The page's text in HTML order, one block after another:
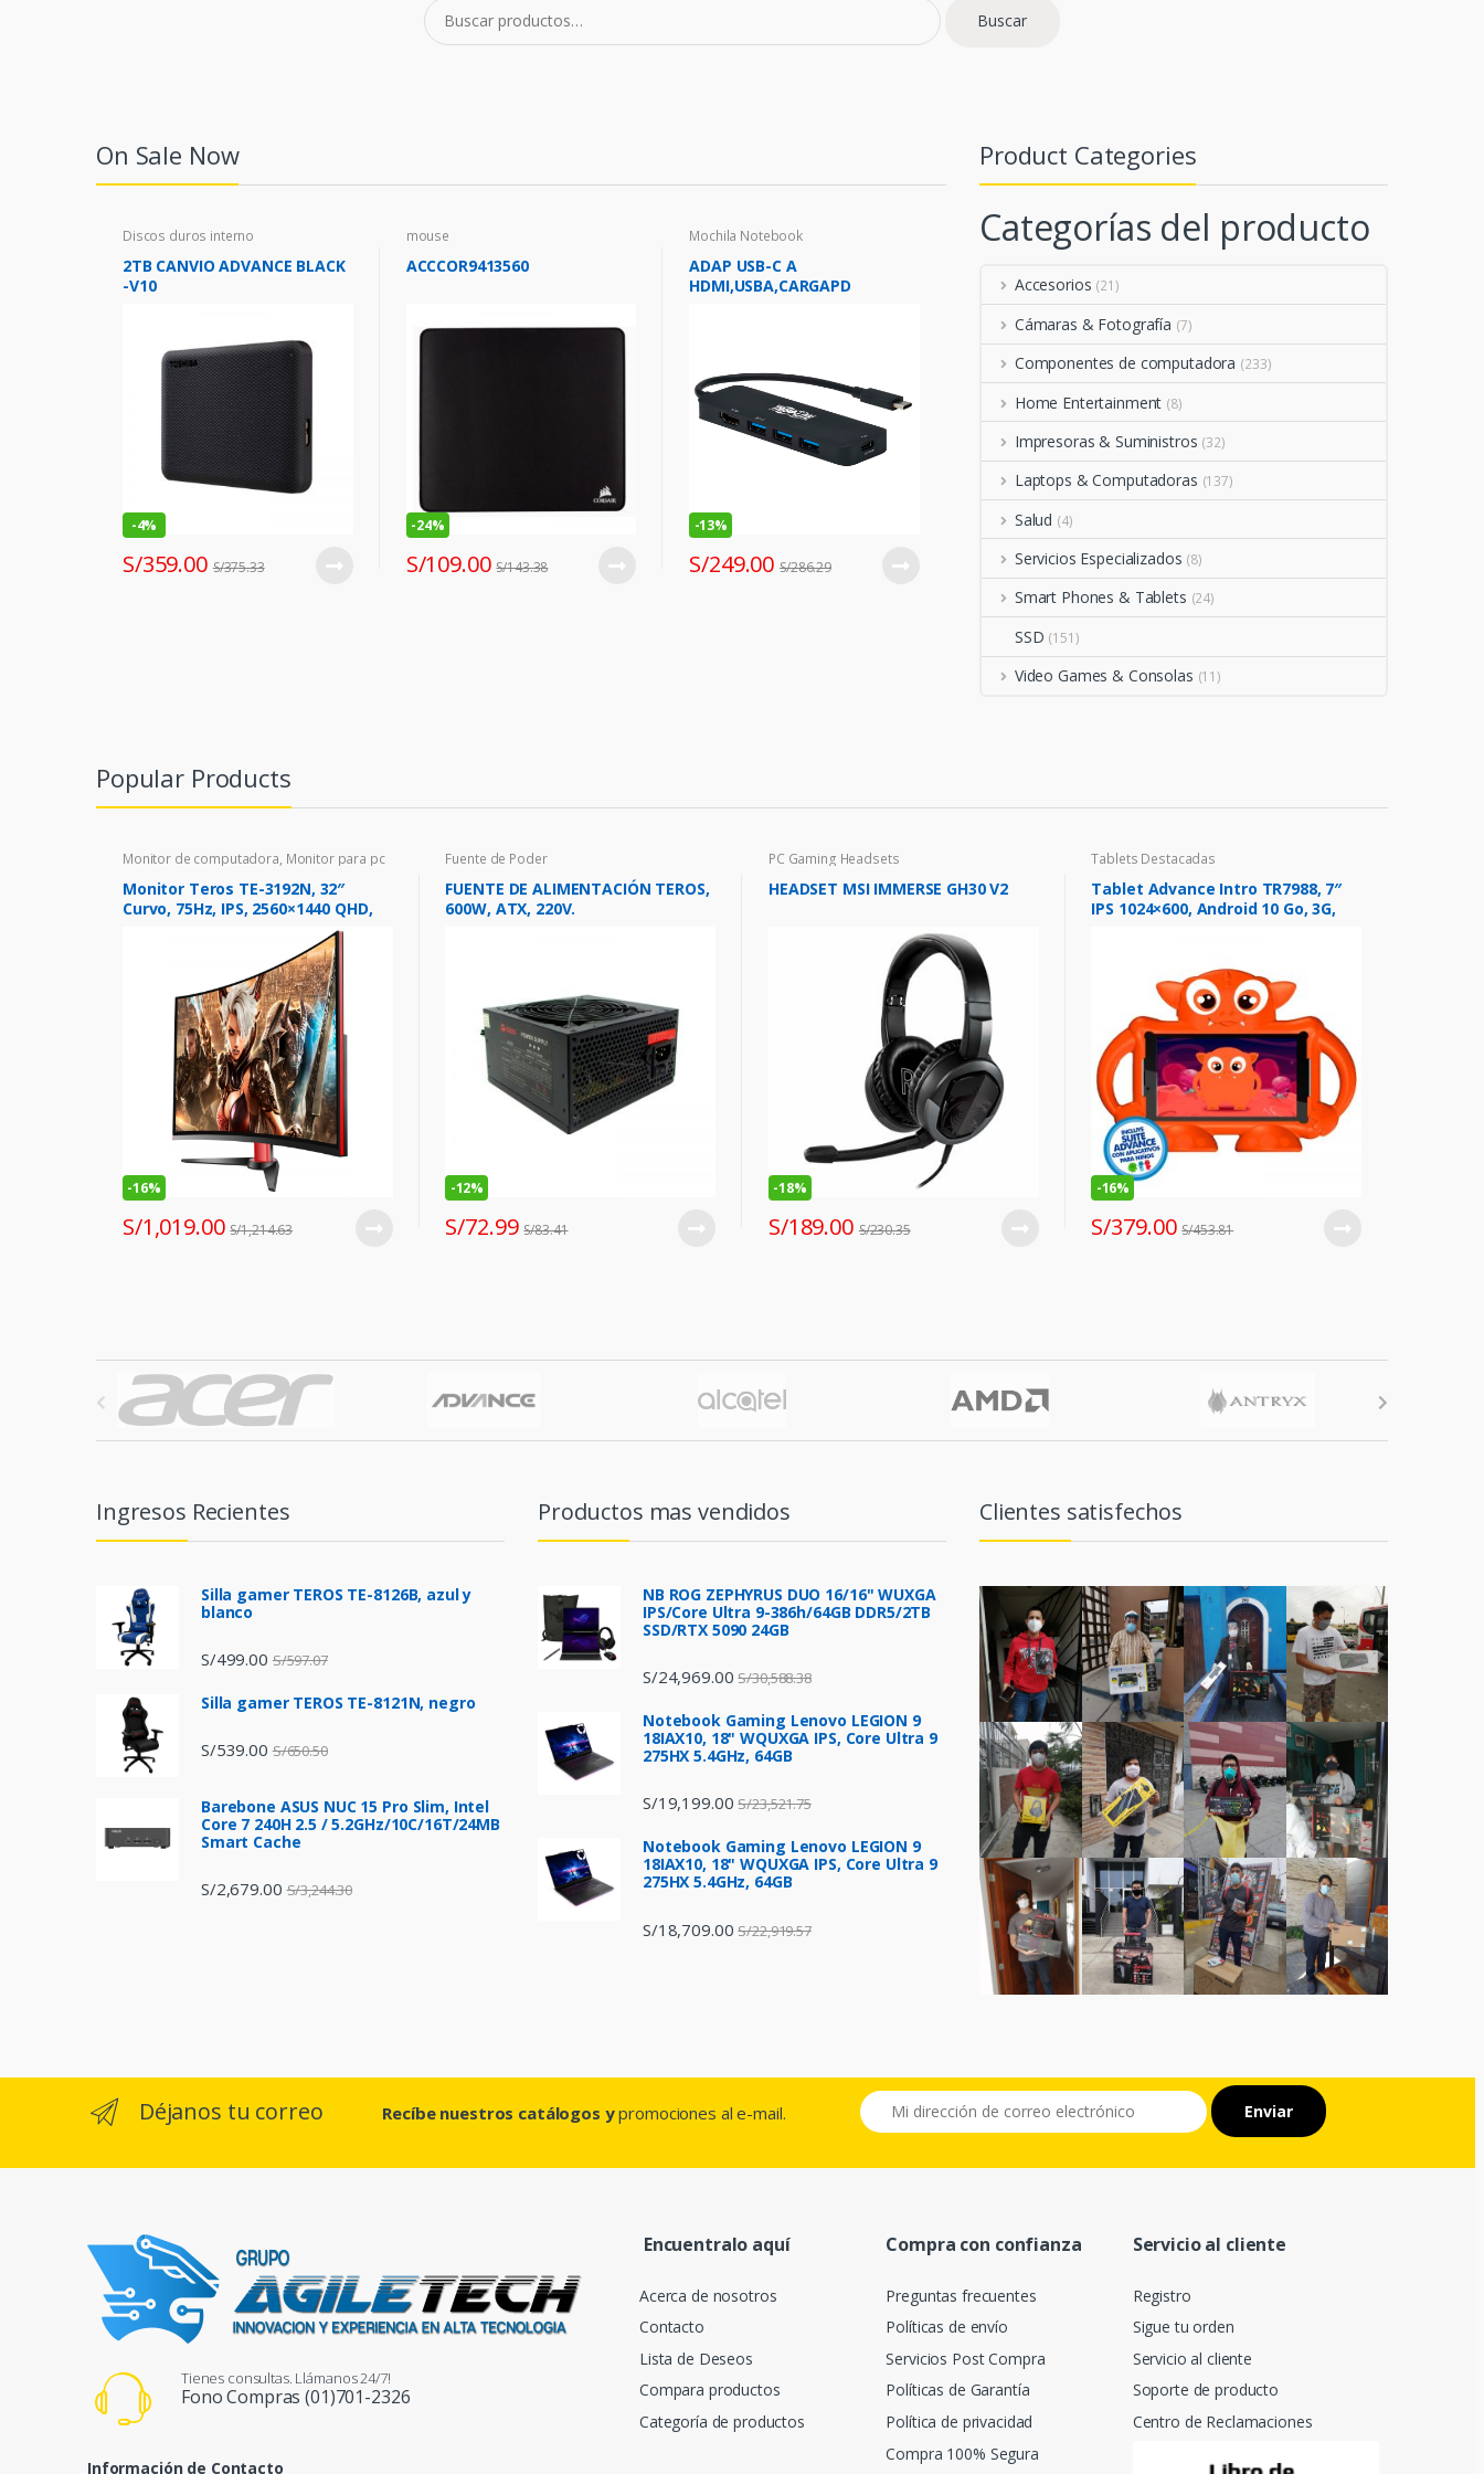
por:
Buscar
On Sale Now
Discos duros interno
2TB CANVIO ADVANCE BLACK
-V10
-4%
S/359.00 S/375.33
mouse
ACCCOR9413560
-24%
S/109.00 S/143.38
Mochila Notebook
ADAP USB-C A
HDMI,USBA,CARGAPD
-13%
S/249.00 S/286.29
Product Categories
Categorías del producto
Accesorios (21)
Cámaras & Fotografía (7)
Componentes de computadora (233)
Home Entertainment (8)
Impresoras & Suministros (32)
Laptops & Computadoras (137)
Salud (4)
Servicios Especializados (8)
Smart Phones & Tablets (24)
SSD (151)
Video Games & Consolas (11)
Popular Products
Monitor de computadora, Monitor para pc
Monitor Teros TE-3192N, 32″
Curvo, 75Hz, IPS, 2560×1440 QHD,
-16%
S/1,019.00 S/1,214.63
Fuente de Poder
FUENTE DE ALIMENTACIÓN TEROS,
600W, ATX, 220V.
-12%
S/72.99 S/83.41
PC Gaming Headsets
HEADSET MSI IMMERSE GH30 V2
-18%
S/189.00 S/230.35
Tablets Destacadas
Tablet Advance Intro TR7988, 7″
IPS 1024×600, Android 10 Go, 3G,
-16%
S/379.00 S/453.81
Ingresos Recientes
Silla gamer TEROS TE-8126B, azul y
blanco
S/499.00 S/597.07
Silla gamer TEROS TE-8121N, negro
S/539.00 S/650.50
Barebone ASUS NUC 15 Pro Slim, Intel
Core 7 240H 2.5 / 5.2GHz/10C/16T/24MB
Smart Cache
S/2,679.00 S/3,244.30
Productos mas vendidos
NB ROG ZEPHYRUS DUO 16/16" WUXGA
IPS/Core Ultra 9-386h/64GB DDR5/2TB
SSD/RTX 5090 24GB
S/24,969.00 S/30,588.38
Notebook Gaming Lenovo LEGION 9
18IAX10, 18" WQUXGA IPS, Core Ultra 9
275HX 5.4GHz, 64GB
S/19,199.00 S/23,521.75
Notebook Gaming Lenovo LEGION 9
18IAX10, 18" WQUXGA IPS, Core Ultra 9
275HX 5.4GHz, 64GB
S/18,709.00 S/22,919.57
Clientes satisfechos
Déjanos tu correo Recíbe nuestros catálogos ypromociones al e-mail.
Tienes consultas. Llámanos 24/7!
Fono Compras (01)701-2326
Información de Contacto
Encuentralo aquí
Acerca de nosotros
Contacto
Lista de Deseos
Compara productos
Categoría de productos
Compra con confianza
Preguntas frecuentes
Políticas de envío
Servicios Post Compra
Políticas de Garantía
Política de privacidad
Compra 100% Segura
Servicio al cliente
Registro
Sigue tu orden
Servicio al cliente
Soporte de producto
Centro de Reclamaciones